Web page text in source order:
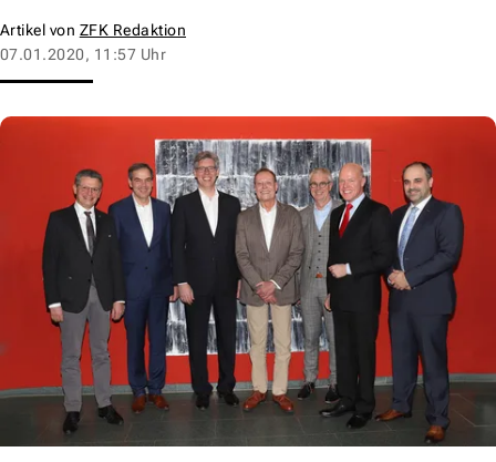
Artikel von ZFK Redaktion
07.01.2020, 11:57 Uhr